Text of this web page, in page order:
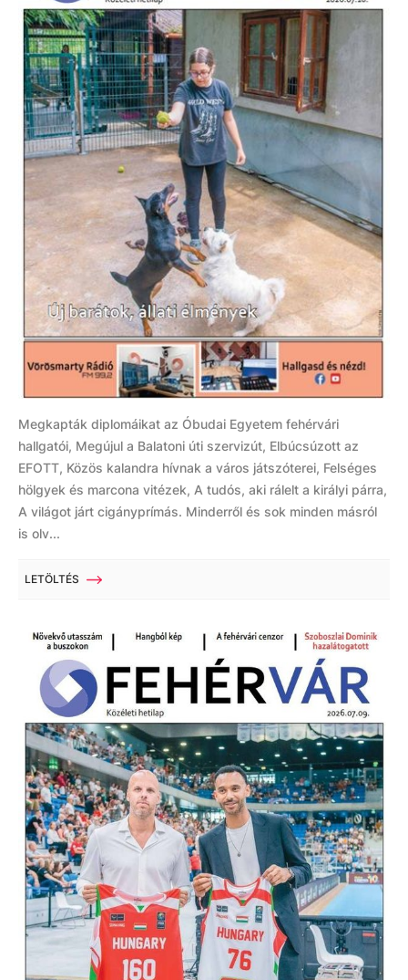
Megkapták diplomáikat az Óbudai Egyetem fehérvári
hallgatói, Megújul a Balatoni úti szervizút, Elbúcsúzott az
EFOTT, Közös kalandra hívnak a város játszóterei, Felséges
hölgyek és marcona vitézek, A tudós, aki rálelt a királyi párra,
A világot járt cigányprímás. Minderről és sok minden másról
is olv...
LETÖLTÉS